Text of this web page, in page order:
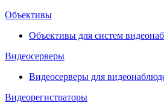
Объективы
Объективы для систем
Видеосерверы
Видеосерверы для
Видеорегистраторы